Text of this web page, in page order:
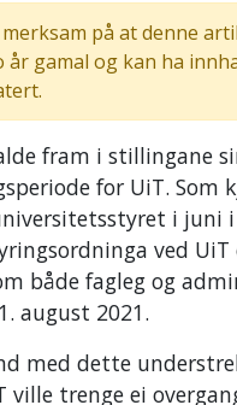
på at denne
år gamal og kan ha
fram i stillingane
for UiT. Som
i juni
ved
både fagleg og
august 2021.
med dette
ville trenge ei